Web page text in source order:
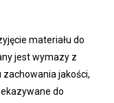
materiału do
jest wymazy z
zachowania jakości,
do